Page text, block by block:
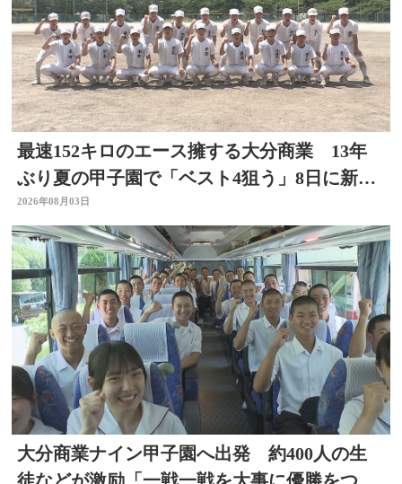
最速152キロのエース擁する大分商業 13年
ぶり夏の甲子園で「ベスト4狙う」8日に新潟
代表と対戦
2026年08月03日
大分商業ナイン甲子園へ出発 約400人の生